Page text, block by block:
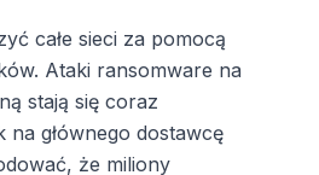
całe sieci za pomocą
Ataki ransomware na
stają się coraz
na głównego dostawcę
że miliony